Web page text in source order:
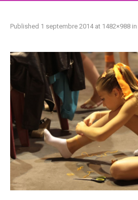
Published 1 septembre 2014at 1482×988 in